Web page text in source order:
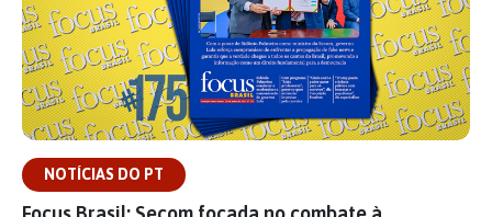
NOTÍCIAS DO PT